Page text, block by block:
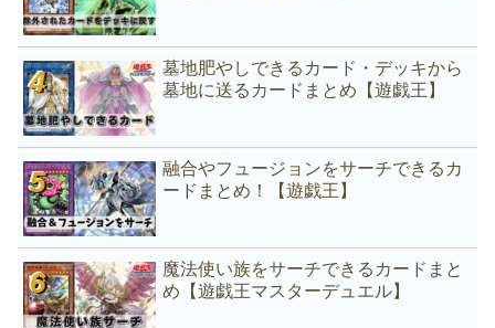
墓地肥やしできるカード・デッキから
墓地に送るカードまとめ【遊戯王】
融合やフュージョンをサーチできるカ
ードまとめ！【遊戯王】
魔法使い族をサーチできるカードまと
め【遊戯王マスターデュエル】